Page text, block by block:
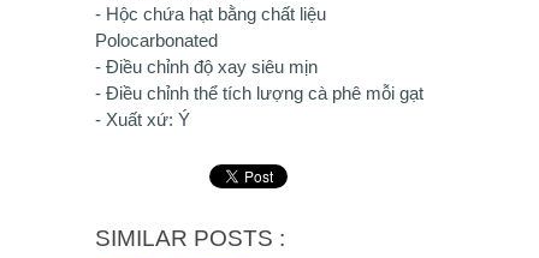
- Hộc chứa hạt bằng chất liệu
Polocarbonated
- Điều chỉnh độ xay siêu mịn
- Điều chỉnh thể tích lượng cà phê mỗi gạt
- Xuất xứ: Ý
SIMILAR POSTS :